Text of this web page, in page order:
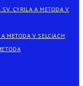
SV. CYRILA A METODA V
METODA V SELCIACH